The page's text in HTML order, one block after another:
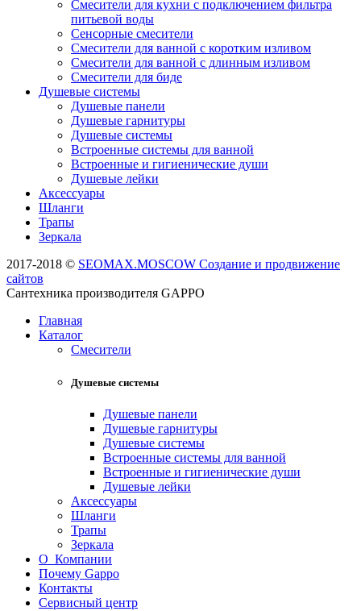
Смесители для кухни с подключением фильтра
питьевой воды
Сенсорные смесители
Смесители для ванной с коротким изливом
Смесители для ванной с длинным изливом
Смесители для биде
Душевые системы
Душевые панели
Душевые гарнитуры
Душевые системы
Встроенные системы для ванной
Встроенные и гигиенические души
Душевые лейки
Аксессуары
Шланги
Трапы
Зеркала
2017-2018 © SEOMAX.MOSCOW Создание и продвижение
сайтов
Сантехника производителя GAPPO
Главная
Каталог
Смесители
Душевые системы
Душевые панели
Душевые гарнитуры
Душевые системы
Встроенные системы для ванной
Встроенные и гигиенические души
Душевые лейки
Аксессуары
Шланги
Трапы
Зеркала
О Компании
Почему Gappo
Контакты
Сервисный центр